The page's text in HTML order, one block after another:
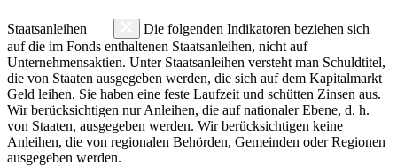
Staatsanleihen
Die folgenden Indikatoren beziehen sich
auf die im Fonds enthaltenen Staatsanleihen, nicht auf
Unternehmensaktien. Unter Staatsanleihen versteht man Schuldtitel,
die von Staaten ausgegeben werden, die sich auf dem Kapitalmarkt
Geld leihen. Sie haben eine feste Laufzeit und schütten Zinsen aus.
Wir berücksichtigen nur Anleihen, die auf nationaler Ebene, d. h.
von Staaten, ausgegeben werden. Wir berücksichtigen keine
Anleihen, die von regionalen Behörden, Gemeinden oder Regionen
ausgegeben werden.